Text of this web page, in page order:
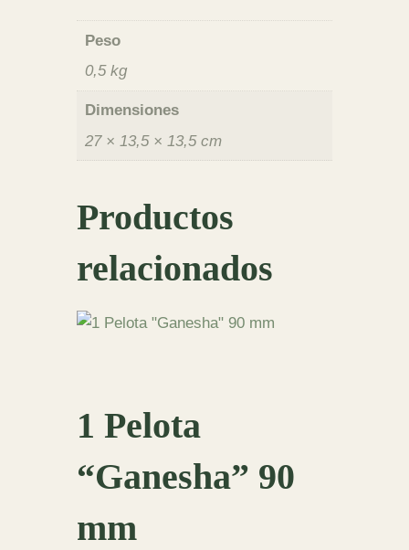
Peso
0,5 kg
Dimensiones
27 × 13,5 × 13,5 cm
Productos
relacionados
1 Pelota
“Ganesha” 90
mm